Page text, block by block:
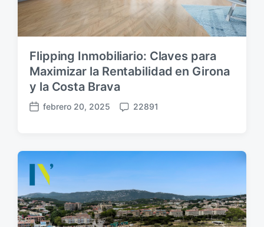
Flipping Inmobiliario: Claves para
Maximizar la Rentabilidad en Girona
y la Costa Brava
F
h
a
u
b
l
i
febrero 20, 2025
C
e
r
i
o
22891